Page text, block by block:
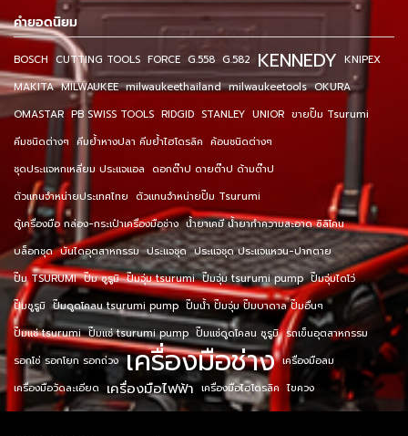
คำยอดนิยม
BOSCH CUTTING TOOLS FORCE G.558 G.582 KENNEDY KNIPEX
MAKITA MILWAUKEE milwaukeethailand milwaukeetools OKURA
OMASTAR PB SWISS TOOLS RIDGID STANLEY UNIOR ขายปั๊ม Tsurumi
คีมชนิดต่างๆ คีมย้ำหางปลา คีมย้ำไฮโดรลิค ค้อนชนิดต่างๆ
ชุดประแจหกเหลี่ยม ประแจแอล ดอกต๊าป ดายต๊าป ด้ามต๊าป
ตัวแทนจำหน่ายประเทศไทย ตัวแทนจำหน่ายปั๊ม Tsurumi
ตู้เครื่องมือ กล่อง-กระเป๋าเครื่องมือช่าง น้ำยาเคมี น้ำยาทำความสะอาด ซิลิโคน
บล็อกชุด บันไดอุตสาหกรรม ประแจชุด ประแจชุด ประแจแหวน-ปากตาย
ปั๊ม TSURUMI ปั๊ม ซูรูมิ ปั๊มจุ่ม tsurumi ปั๊มจุ่ม tsurumi pump ปั๊มจุ่มไดโว่
ปั๊มซูรูมิ ปั๊มดูดโคลน tsurumi pump ปั๊มน้ำ ปั๊มจุ่ม ปั๊มบาดาล ปั๊มอื่นๆ
ปั๊มแช่ tsurumi ปั๊มแช่ tsurumi pump ปั๊มแช่ดูดโคลน ซูรูมิ รถเข็นอุตสาหกรรม
รอกโซ่ รอกโยก รอกถ่วง เครื่องมือช่าง เครื่องมือลม
เครื่องมือวัดละเอียด เครื่องมือไฟฟ้า เครื่องมือไฮโดรลิค ไขควง